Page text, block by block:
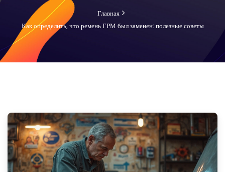
Главная
Как определить, что ремень ГРМ был заменен: полезные советы